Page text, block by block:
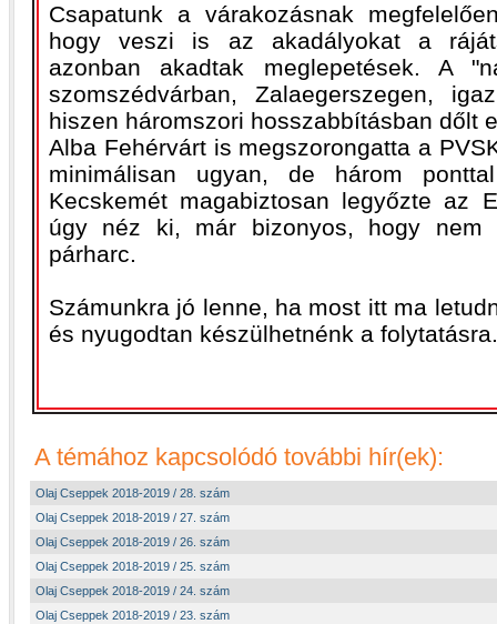
Csapatunk a várakozásnak
hogy veszi is az akadályokat a
azonban akadtak meglepetések. A
szomszédvárban, Zalaegerszegen,
hiszen háromszori hosszabbításban dőlt
Alba Fehérvárt is megszorongatta a
minimálisan ugyan, de három
Kecskemét magabiztosan legyőzte az
úgy néz ki, már bizonyos, hogy nem
párharc.
Számunkra jó lenne, ha most itt ma
és nyugodtan készülhetnénk a folytatásra.
A témához kapcsolódó további hír(ek):
Olaj Cseppek 2018-2019 / 28. szám
Olaj Cseppek 2018-2019 / 27. szám
Olaj Cseppek 2018-2019 / 26. szám
Olaj Cseppek 2018-2019 / 25. szám
Olaj Cseppek 2018-2019 / 24. szám
Olaj Cseppek 2018-2019 / 23. szám